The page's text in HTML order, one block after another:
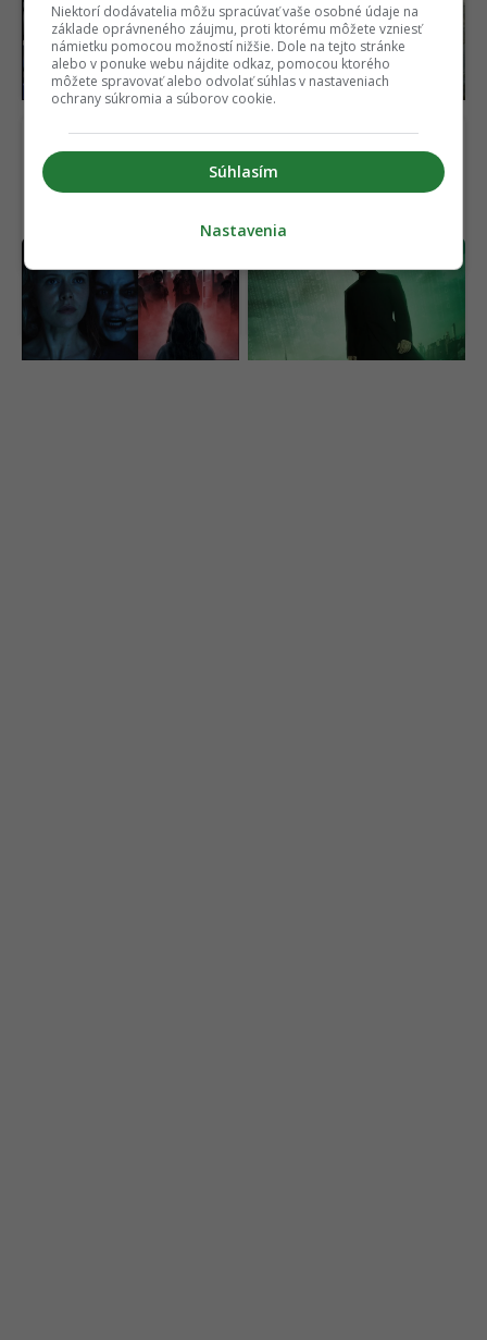
stratégiu. Kľúčovú
technológiu pre
elektromobily vyvíja v
Číne
obec. Na tele 5 300
rokov starého muža
objavili život
generáciu, je späť. Nový
film ukazuje čistú hrôzu
(VIDEO)
dostane nový film,
hlavná hviezda sa
vyjadrila jasne
Niektorí dodávatelia môžu spracúvať vaše osobné údaje na
základe oprávneného záujmu, proti ktorému môžete vzniesť
námietku pomocou možností nižšie. Dole na tejto stránke
alebo v ponuke webu nájdite odkaz, pomocou ktorého
môžete spravovať alebo odvolať súhlas v nastaveniach
ochrany súkromia a súborov cookie.
Súhlasím
Nastavenia